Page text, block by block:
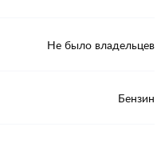
Не было владельцев
Бензин